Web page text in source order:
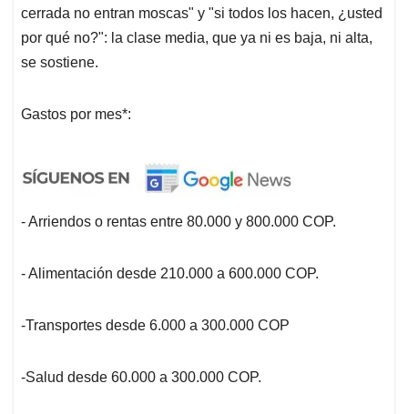
cerrada no entran moscas" y "si todos los hacen, ¿usted
por qué no?": la clase media, que ya ni es baja, ni alta,
se sostiene.
Gastos por mes*:
- Arriendos o rentas entre 80.000 y 800.000 COP.
- Alimentación desde 210.000 a 600.000 COP.
-Transportes desde 6.000 a 300.000 COP
-Salud desde 60.000 a 300.000 COP.